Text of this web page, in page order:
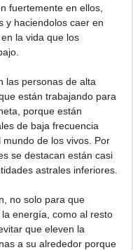
fuertemente en ellos,
y haciendolos caer en
la vida que los
las personas de alta
están trabajando para
porque están
de baja frecuencia
de los vivos. Por
se destacan están casi
astrales inferiores.
no solo para que
energía, como al resto
que eleven la
a su alrededor porque